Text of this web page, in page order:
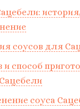
соусов для
и способ
соуса